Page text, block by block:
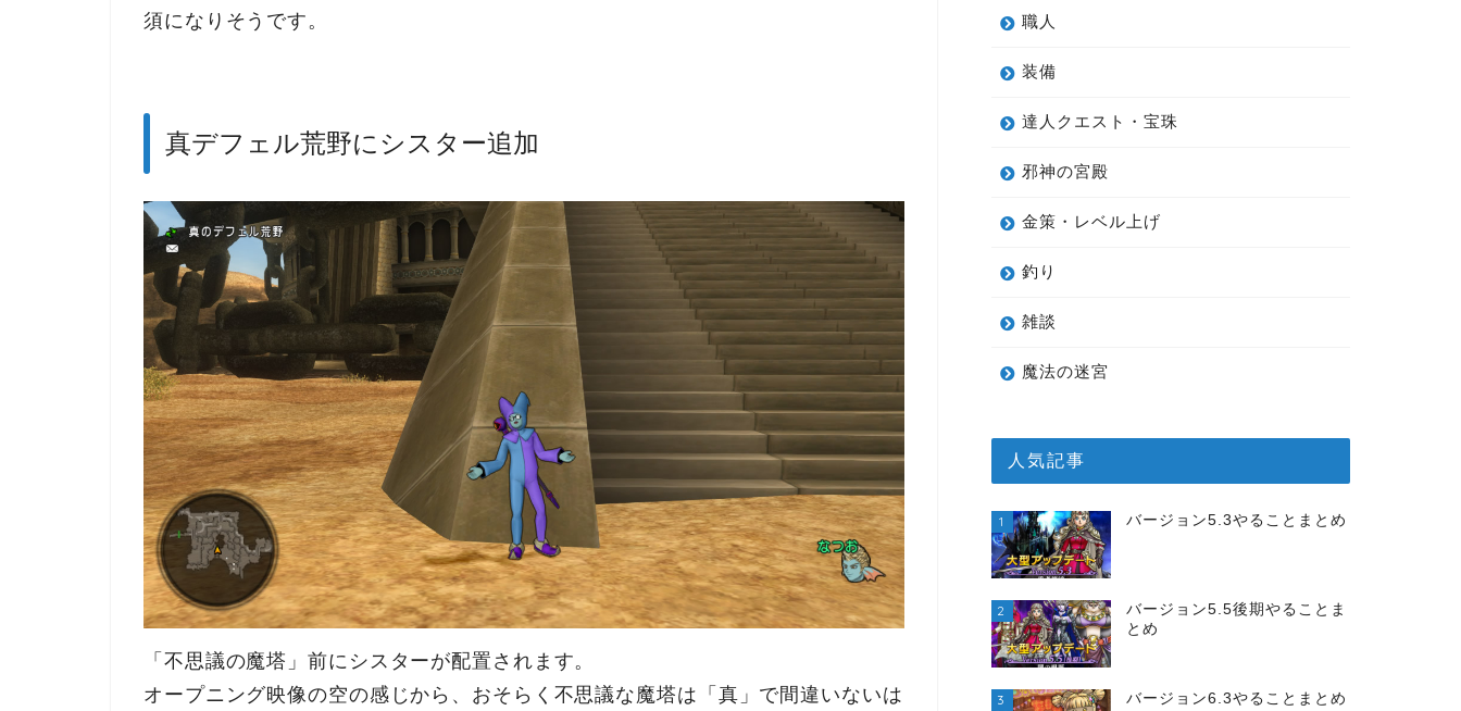
須になりそうです。
真デフェル荒野にシスター追加
「不思議の魔塔」前にシスターが配置されます。
オープニング映像の空の感じから、おそらく不思議な魔塔は「真」で間違いないは
職人
装備
達人クエスト・宝珠
邪神の宮殿
金策・レベル上げ
釣り
雑談
魔法の迷宮
人気記事
1 バージョン5.3やることまとめ
2
バージョン5.5後期やることま
とめ
3 バージョン6.3やることまとめ